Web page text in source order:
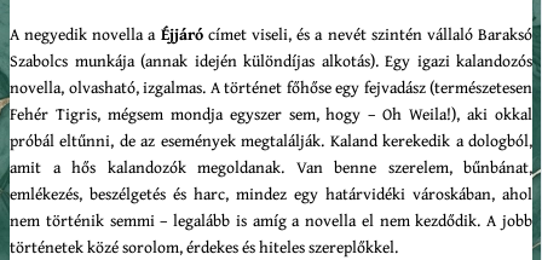
A negyedik novella a Éjjárócímet viseli, és a nevét szintén vállaló Baraksó
Szabolcs munkája (annak idején különdíjas alkotás). Egy igazi kalandozós
novella, olvasható, izgalmas. A történet főhőse egy fejvadász (természetesen
Fehér Tigris, mégsem mondja egyszer sem, hogy – Oh Weila!), aki okkal
próbál eltűnni, de az események megtalálják. Kaland kerekedik a dologból,
amit a hős kalandozók megoldanak. Van benne szerelem, bűnbánat,
emlékezés, beszélgetés és harc, mindez egy határvidéki városkában, ahol
nem történik semmi – legalább is amíg a novella el nem kezdődik. A jobb
történetek közé sorolom, érdekes és hiteles szereplőkkel.